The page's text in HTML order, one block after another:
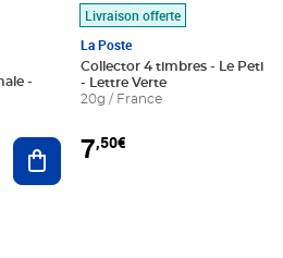
Ajouter au panier
Livraison offerte
La Poste
Collector 4 timbres - Le Petit
- Lettre Verte
20g / France
7,50€